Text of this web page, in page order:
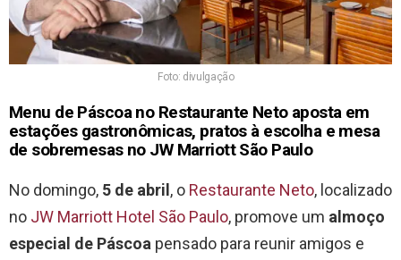
Foto: divulgação
Menu de Páscoa no Restaurante Neto aposta em
estações gastronômicas, pratos à escolha e mesa
de sobremesas no JW Marriott São Paulo
No domingo, 5 de abril , o Restaurante Neto, localizado
no JW Marriott Hotel São Paulo, promove um almoço
especial de Páscoa pensado para reunir amigos e